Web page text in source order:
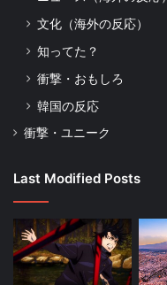
文化（海外の反応）
知ってた？
衝撃・おもしろ
韓国の反応
衝撃・ユニーク
Last Modified Posts